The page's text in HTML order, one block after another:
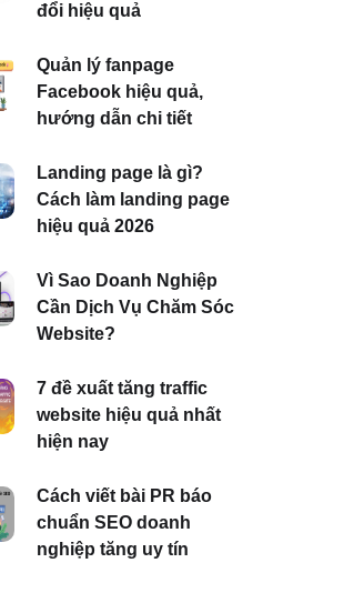
đổi hiệu quả
Quản lý fanpage
Facebook hiệu quả,
hướng dẫn chi tiết
Landing page là gì?
Cách làm landing page
hiệu quả 2026
Vì Sao Doanh Nghiệp
Cần Dịch Vụ Chăm Sóc
Website?
7 đề xuất tăng traffic
website hiệu quả nhất
hiện nay
Cách viết bài PR báo
chuẩn SEO doanh
nghiệp tăng uy tín